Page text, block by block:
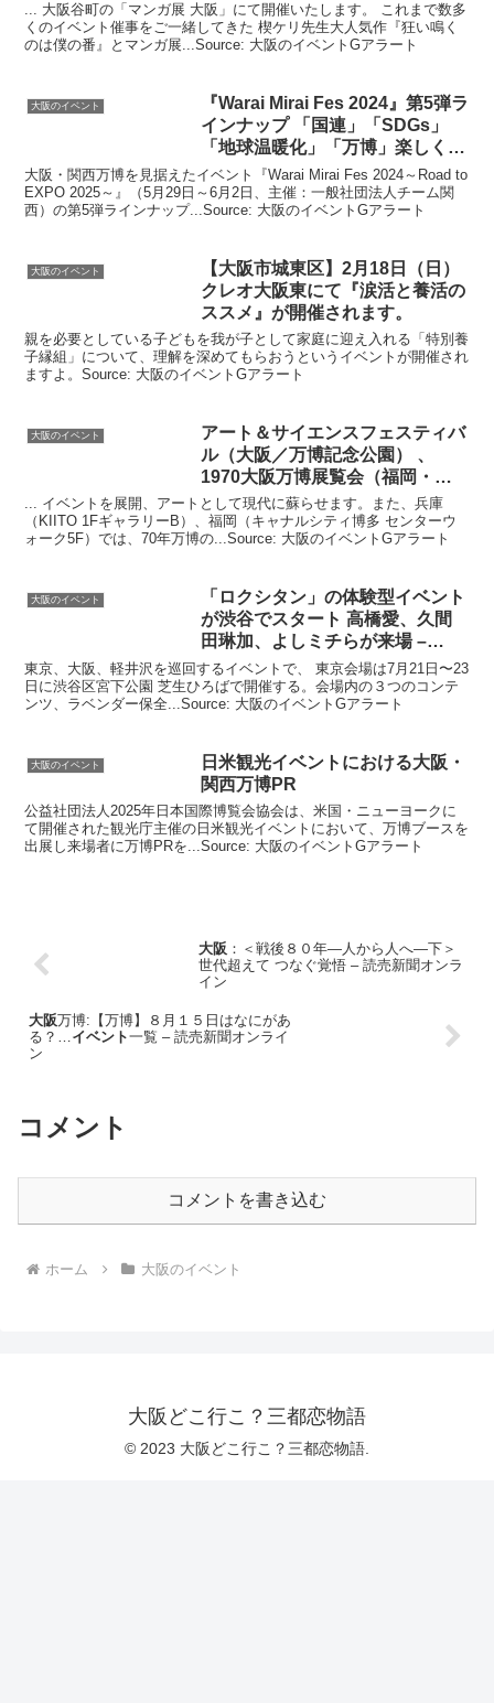
... 大阪谷町の「マンガ展 大阪」にて開催いたします。 これまで数多
くのイベント催事をご一緒してきた 楔ケリ先生大人気作『狂い鳴く
のは僕の番』とマンガ展...Source: 大阪のイベントGアラート
大阪のイベント
『Warai Mirai Fes 2024』第5弾ラ
インナップ 「国連」「SDGs」
「地球温暖化」「万博」楽しく学
ぶ
大阪・関西万博を見据えたイベント『Warai Mirai Fes 2024～Road to
EXPO 2025～』（5月29日～6月2日、主催：一般社団法人チーム関
西）の第5弾ラインナップ...Source: 大阪のイベントGアラート
大阪のイベント 【大阪市城東区】2月18日（日）
クレオ大阪東にて『涙活と養活の
ススメ』が開催されます。
親を必要としている子どもを我が子として家庭に迎え入れる「特別養
子縁組」について、理解を深めてもらおうというイベントが開催され
ますよ。Source: 大阪のイベントGアラート
大阪のイベント
アート＆サイエンスフェスティバ
ル（大阪 ／万博記念公園） 、
1970大阪万博展覧会（福岡・兵
庫 …
... イベントを展開、アートとして現代に蘇らせます。また、兵庫
（KIITO 1FギャラリーB）、福岡（キャナルシティ博多 センターウ
ォーク5F）では、70年万博の...Source: 大阪のイベントGアラート
大阪のイベント 「ロクシタン」の体験型イベント
が渋谷でスタート 高橋愛、久間
田琳加、よしミチらが来場 –
WWD
東京、大阪、軽井沢を巡回するイベントで、 東京会場は7月21日〜23
日に渋谷区宮下公園 芝生ひろばで開催する。会場内の３つのコンテ
ンツ、ラベンダー保全...Source: 大阪のイベントGアラート
大阪のイベント 日米観光イベント における大阪 ・
関西万博PR
公益社団法人2025年日本国際博覧会協会は、米国・ニューヨークに
て開催された観光庁主催の日米観光イベントにおいて、万博ブースを
出展し来場者に万博PRを...Source: 大阪のイベントGアラート
大阪 ：＜戦後８０年―人から人へ―下＞
世代超えて つなぐ覚悟 – 読売新聞オンラ
イン
大阪万博:【万博】８月１５日はなにがあ
る？… イベント一覧 – 読売新聞オンライ
ン
コメント
コメントを書き込む
ホーム 大阪のイベント
大阪どこ行こ？三都恋物語
© 2023 大阪どこ行こ？三都恋物語.